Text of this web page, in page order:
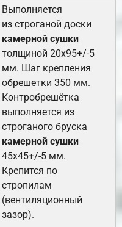
Выполняется
из строганой доски
камерной сушки
толщиной 20х95+/-5
мм. Шаг крепления
обрешетки 350 мм.
Контробрешётка
выполняется из
строганого бруска
камерной сушки
45х45+/-5 мм.
Крепится по
стропилам
(вентиляционный
зазор).